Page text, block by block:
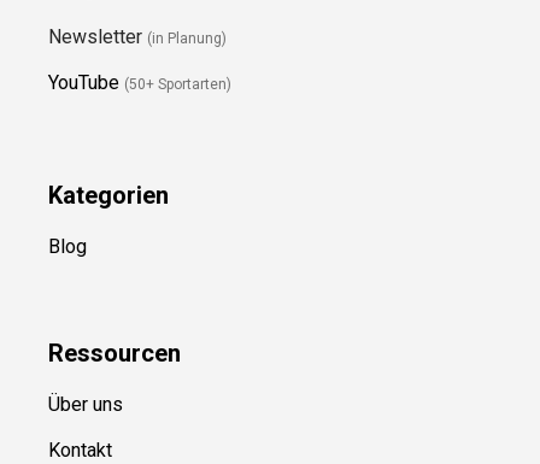
Newsletter (in Planung)
YouTube (50+ Sportarten)
Kategorien
Blog
Ressourcen
Über uns
Kontakt